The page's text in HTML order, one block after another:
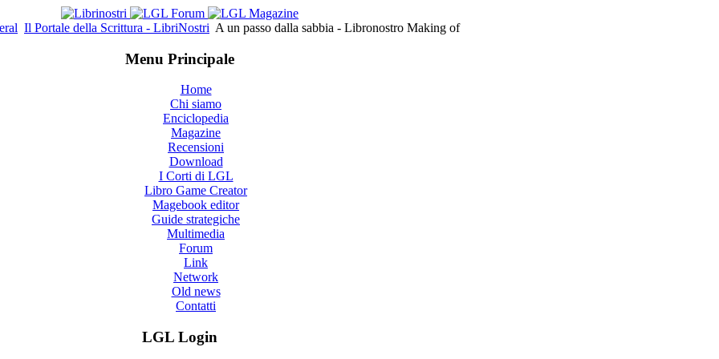
Il Portale della Scrittura - LibriNostri A un passo dalla sabbia - Libronostro Making of
Menu Principale
Home
Chi siamo
Enciclopedia
Magazine
Recensioni
Download
I Corti di LGL
Libro Game Creator
Magebook editor
Guide strategiche
Multimedia
Forum
Link
Network
Old news
Contatti
LGL Login